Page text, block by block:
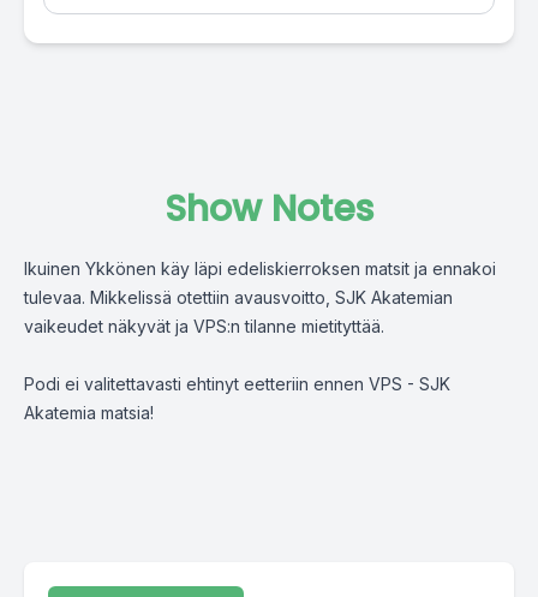
Show Notes
Ikuinen Ykkönen käy läpi edeliskierroksen matsit ja ennakoi
tulevaa. Mikkelissä otettiin avausvoitto, SJK Akatemian
vaikeudet näkyvät ja VPS:n tilanne mietityttää.
Podi ei valitettavasti ehtinyt eetteriin ennen VPS - SJK
Akatemia matsia!